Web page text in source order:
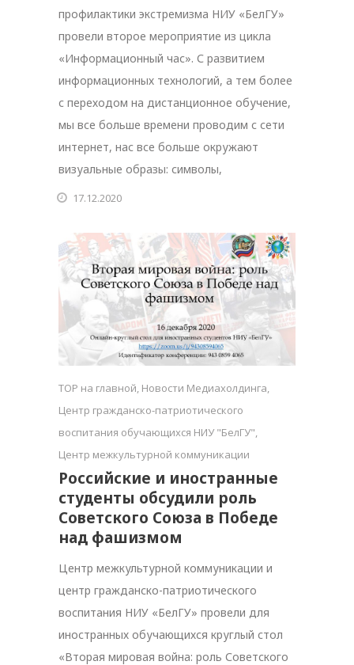
профилактики экстремизма НИУ «БелГУ»
провели второе мероприятие из цикла
«Информационный час». С развитием
информационных технологий, а тем более
с переходом на дистанционное обучение,
мы все больше времени проводим с сети
интернет, нас все больше окружают
визуальные образы: символы,
17.12.2020
TOP на главной, Новости Медиахолдинга,
Центр гражданско-патриотического
воспитания обучающихся НИУ "БелГУ",
Центр межкультурной коммуникации
Российские и иностранные
студенты обсудили роль
Советского Союза в Победе
над фашизмом
Центр межкультурной коммуникации и
центр гражданско-патриотического
воспитания НИУ «БелГУ» провели для
иностранных обучающихся круглый стол
«Вторая мировая война: роль Советского